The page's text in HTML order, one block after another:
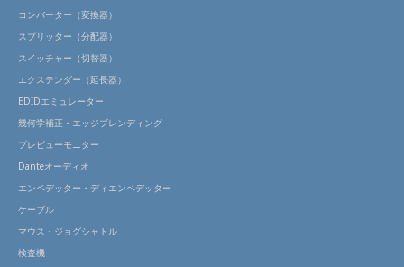
コンバーター（変換器）
スプリッター（分配器）
スイッチャー（切替器）
エクステンダー（延長器）
EDIDエミュレーター
幾何学補正・エッジブレンディング
プレビューモニター
Danteオーディオ
エンベデッター・ディエンベデッター
ケーブル
マウス・ジョグシャトル
検査機